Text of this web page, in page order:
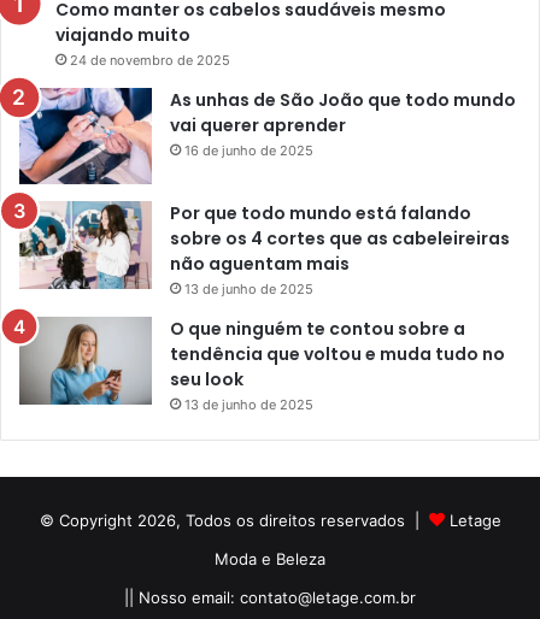
Como manter os cabelos saudáveis mesmo
viajando muito
24 de novembro de 2025
As unhas de São João que todo mundo
vai querer aprender
16 de junho de 2025
Por que todo mundo está falando
sobre os 4 cortes que as cabeleireiras
não aguentam mais
13 de junho de 2025
O que ninguém te contou sobre a
tendência que voltou e muda tudo no
seu look
13 de junho de 2025
© Copyright 2026, Todos os direitos reservados |
Letage
Moda e Beleza
|| Nosso email: contato@letage.com.br